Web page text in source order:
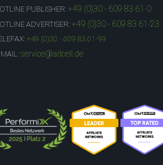
PUBLISHER: +49 (0)30 - 609 83 61-0
ADVERTISER: +49 (0)30 - 609 83 61-23
+49 (0)30 - 609 83 61-99
MAIL:service@adcell.de